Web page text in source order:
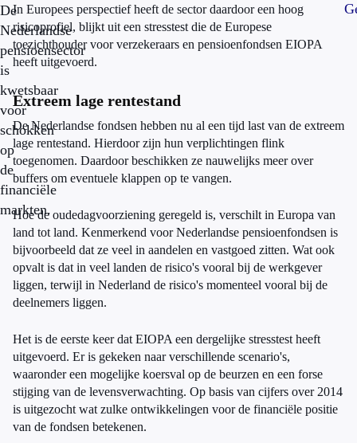
De
Nederlandse
pensioensector
is
kwetsbaar
voor
schokken
op
de
financiële
markten.
In Europees perspectief heeft de sector daardoor een hoog
risicoprofiel, blijkt uit een stresstest die de Europese
toezichthouder voor verzekeraars en pensioenfondsen EIOPA
heeft uitgevoerd.
Extreem lage rentestand
De Nederlandse fondsen hebben nu al een tijd last van de extreem
lage rentestand. Hierdoor zijn hun verplichtingen flink
toegenomen. Daardoor beschikken ze nauwelijks meer over
buffers om eventuele klappen op te vangen.
Hoe de oudedagvoorziening geregeld is, verschilt in Europa van
land tot land. Kenmerkend voor Nederlandse pensioenfondsen is
bijvoorbeeld dat ze veel in aandelen en vastgoed zitten. Wat ook
opvalt is dat in veel landen de risico's vooral bij de werkgever
liggen, terwijl in Nederland de risico's momenteel vooral bij de
deelnemers liggen.
Het is de eerste keer dat EIOPA een dergelijke stresstest heeft
uitgevoerd. Er is gekeken naar verschillende scenario's,
waaronder een mogelijke koersval op de beurzen en een forse
stijging van de levensverwachting. Op basis van cijfers over 2014
is uitgezocht wat zulke ontwikkelingen voor de financiële positie
van de fondsen betekenen.